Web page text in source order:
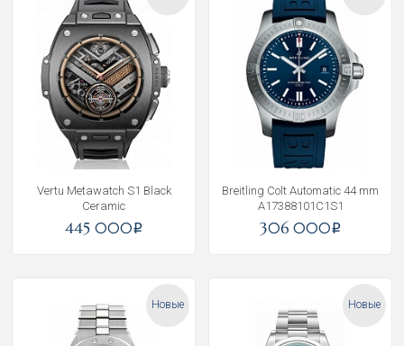
Vertu Metawatch S1 Black
Ceramic
445 000i
Breitling Colt Automatic 44 mm
A17388101C1S1
306 000i
Новые Новые